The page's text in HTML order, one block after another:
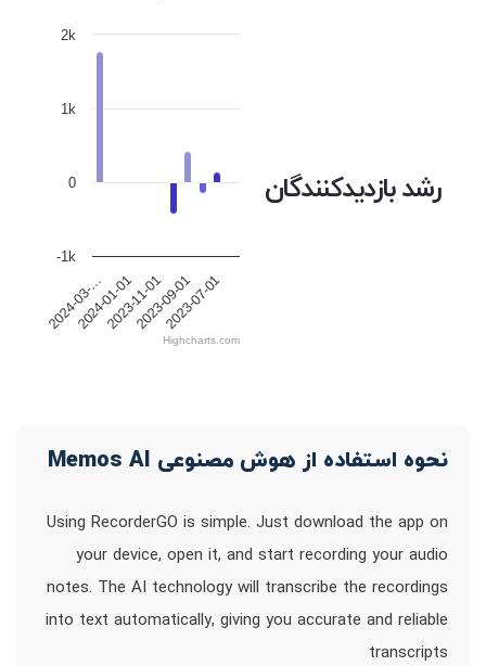
رشد بازدیدکنندگان
2024-03-…
2024-01-012023-11-012023-09-012023-07-01
-1k
0
1k
2k
Highcharts.com
نحوه استفاده از هوش مصنوعی Memos AI
Using RecorderGO is simple. Just download the app on
your device, open it, and start recording your audio
notes. The AI technology will transcribe the recordings
into text automatically, giving you accurate and reliable
transcripts